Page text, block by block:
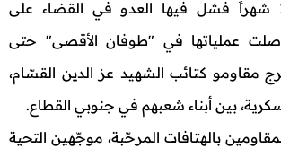
وبعد أكثر من 15 شهراً فشل فيها العدو في القضاء على
عملياتها في "طوفان الأقصى" حتى
مقاومو كتائب الشهيد عز الدين القسّام،
بين أبناء شعبهم في جنوبي القطاع.
بالهتافات المرحّبة، موجّهين التحية